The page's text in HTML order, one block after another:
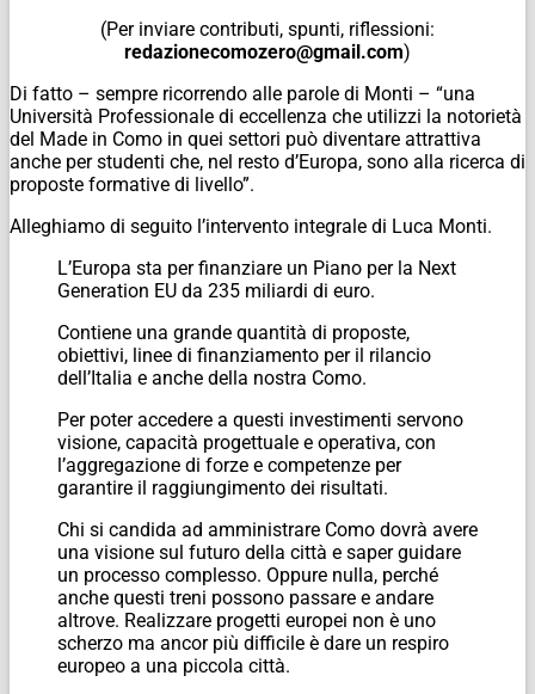
(Per inviare contributi, spunti, riflessioni:
redazionecomozero@gmail.com)
Di fatto – sempre ricorrendo alle parole di Monti – “una
Università Professionale di eccellenza che utilizzi la notorietà
del Made in Como in quei settori può diventare attrattiva
anche per studenti che, nel resto d’Europa, sono alla ricerca di
proposte formative di livello”.
Alleghiamo di seguito l’intervento integrale di Luca Monti.
L’Europa sta per finanziare un Piano per la Next
Generation EU da 235 miliardi di euro.
Contiene una grande quantità di proposte,
obiettivi, linee di finanziamento per il rilancio
dell’Italia e anche della nostra Como.
Per poter accedere a questi investimenti servono
visione, capacità progettuale e operativa, con
l’aggregazione di forze e competenze per
garantire il raggiungimento dei risultati.
Chi si candida ad amministrare Como dovrà avere
una visione sul futuro della città e saper guidare
un processo complesso. Oppure nulla, perché
anche questi treni possono passare e andare
altrove. Realizzare progetti europei non è uno
scherzo ma ancor più difficile è dare un respiro
europeo a una piccola città.